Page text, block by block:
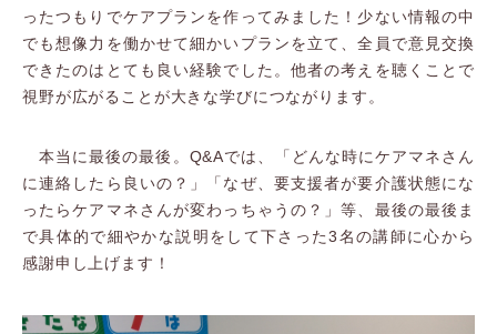
ったつもりでケアプランを作ってみました！少ない情報の中
でも想像力を働かせて細かいプランを立て、全員で意見交換
できたのはとても良い経験でした。他者の考えを聴くことで
視野が広がることが大きな学びにつながります。
本当に最後の最後。Q&Aでは、「どんな時にケアマネさん
に連絡したら良いの？」「なぜ、要支援者が要介護状態にな
ったらケアマネさんが変わっちゃうの？」等、最後の最後ま
で具体的で細やかな説明をして下さった3名の講師に心から
感謝申し上げます！